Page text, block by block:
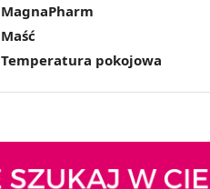
MagnaPharm
Maść
Temperatura pokojowa